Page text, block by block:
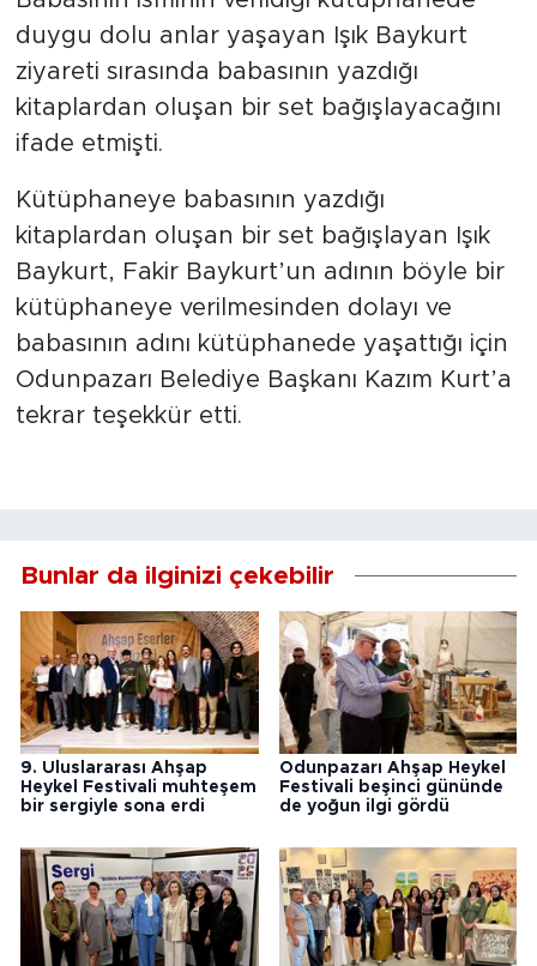
duygu dolu anlar yaşayan Işık Baykurt
ziyareti sırasında babasının yazdığı
kitaplardan oluşan bir set bağışlayacağını
ifade etmişti.
Kütüphaneye babasının yazdığı
kitaplardan oluşan bir set bağışlayan Işık
Baykurt, Fakir Baykurt’un adının böyle bir
kütüphaneye verilmesinden dolayı ve
babasının adını kütüphanede yaşattığı için
Odunpazarı Belediye Başkanı Kazım Kurt’a
tekrar teşekkür etti.
Bunlar da ilginizi çekebilir
9. Uluslararası Ahşap
Heykel Festivali muhteşem
bir sergiyle sona erdi
Odunpazarı Ahşap Heykel
Festivali beşinci gününde
de yoğun ilgi gördü